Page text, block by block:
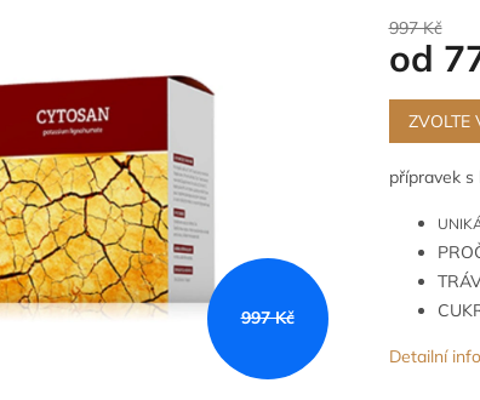
997 Kč
997 Kč
od
Měrná
cena:
ZVOLTE
přípravek s
Detailní